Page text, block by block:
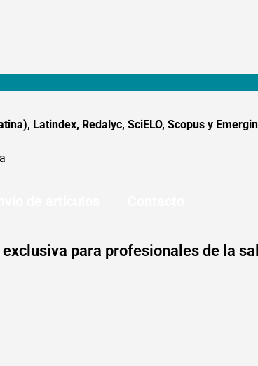
Latindex, Redalyc, SciELO, Scopus y
para profesionales de la